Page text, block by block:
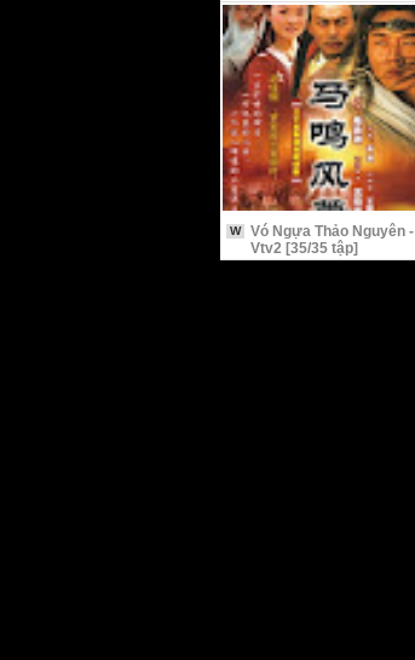
W
Vó Ngựa Thảo Nguyên -
Vtv2 [35/35 tập]